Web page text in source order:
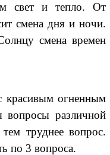
свет и тепло. От
смена дня и ночи.
смена времен
красивым огненным
вопросы различной
труднее вопрос.
по 3 вопроса.